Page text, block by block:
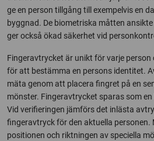
ge en person tillgång till exempelvis en
byggnad. De biometriska måtten
ger också ökad säkerhet vid
Fingeravtrycket är unikt för varje
för att bestämma en persons identitet.
mäta genom att placera fingret på en
mönster. Fingeravtrycket sparas som
Vid verifieringen jämförs det inlästa
fingeravtryck för den aktuella
positionen och riktningen av speciella